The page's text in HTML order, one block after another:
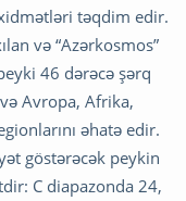
təqdim edir.
və “Azərkosmos”
46 dərəcə şərq
Avropa, Afrika,
əhatə edir.
göstərəcək peykin
C diapazonda 24,